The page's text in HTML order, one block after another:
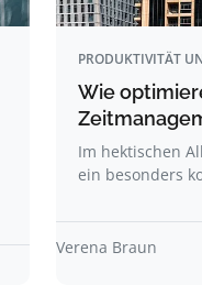
PRODUKTIVITÄT
Wie
Im hektischen
ein besonders
Verena Braun